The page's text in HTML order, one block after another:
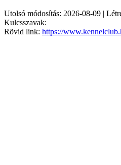
Utolsó módosítás: 2026-08-09 |
Kulcsszavak:
Rövid link: https://